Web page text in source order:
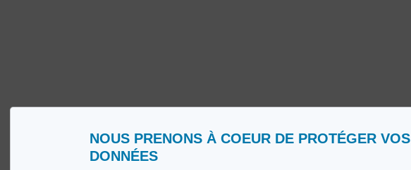
NOUS PRENONS À COEUR DE PROTÉGER VOS
DONNÉES
Wie zijn wij?
Gebruiksvoorwaarden
Woordenlijst